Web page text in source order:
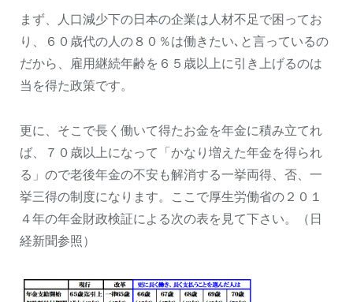
まず、人口減少下の日本の企業は人材不足で困ってお
り、６０歳代の人の８０％は働きたい､と言っているの
だから、雇用継続年齢を６５歳以上に引き上げるのは
当を得た政策です。
更に、そこで長く働いて得たお金を年金に積み立てれ
ば、７０歳以上になって「かなり増えた年金を得られ
る」ので老後年金の不安も解消する一挙両得、否、一
挙三得の制度になります。ここで厚生労働省の２０１
４年の年金財政検証による次の表を見て下さい。（日
経新聞参照）